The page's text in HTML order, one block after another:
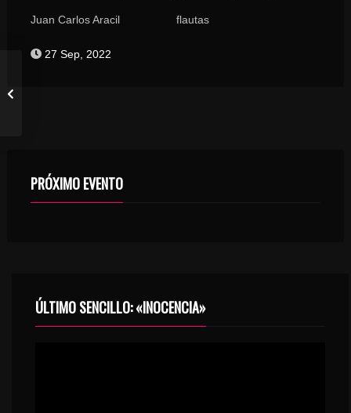
Juan Carlos Aracil flautas
27 Sep, 2022
PRÓXIMO EVENTO
ÚLTIMO SENCILLO: «INOCENCIA»